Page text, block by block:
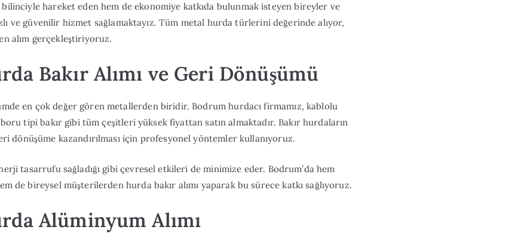
hareket eden hem de ekonomiye katkıda bulunmak isteyen bireyler ve
ve güvenilir hizmet sağlamaktayız. Tüm metal hurda türlerini değerinde alıyor,
alım gerçekleştiriyoruz.
Bakır Alımı ve Geri Dönüşümü
en çok değer gören metallerden biridir. Bodrum hurdacı firmamız, kablolu
tipi bakır gibi tüm çeşitleri yüksek fiyattan satın almaktadır. Bakır hurdaların
dönüşüme kazandırılması için profesyonel yöntemler kullanıyoruz.
tasarrufu sağladığı gibi çevresel etkileri de minimize eder. Bodrum’da hem
de bireysel müşterilerden hurda bakır alımı yaparak bu sürece katkı sağlıyoruz.
Alüminyum Alımı